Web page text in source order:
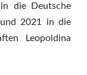
die Deutsche
und 2021 in die
Leopoldina